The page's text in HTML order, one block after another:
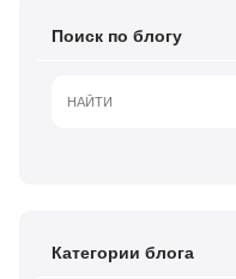
Поиск по блогу
Категории блога